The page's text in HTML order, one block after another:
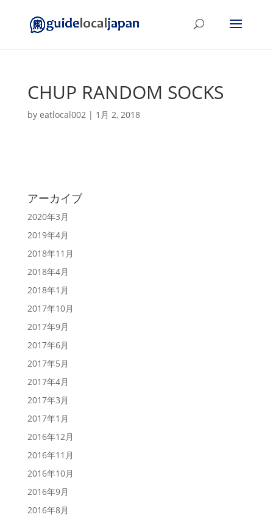
CHUP RANDOM SOCKS
by eatlocal002| 1月 2, 2018
アーカイブ
2020年3月
2019年4月
2018年11月
2018年4月
2018年1月
2017年10月
2017年9月
2017年6月
2017年5月
2017年4月
2017年3月
2017年1月
2016年12月
2016年11月
2016年10月
2016年9月
2016年8月